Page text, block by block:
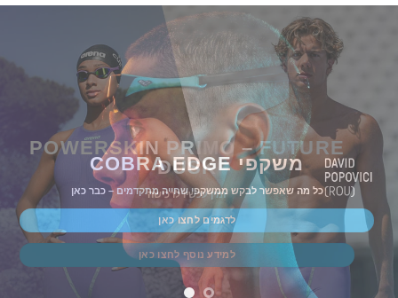
POWERSKIN PRIMO – FUTURE
DUSK
זמין עכשיו לרכישה
למידע נוסף לחצו כאן
משקפי COBRA EDGE
כל מה שאפשר לבקש ממשקפי שחייה מתקדמים – כבר כאן
לדגמים לחצו כאן